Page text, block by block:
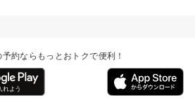
約ならもっとおトクで便利！